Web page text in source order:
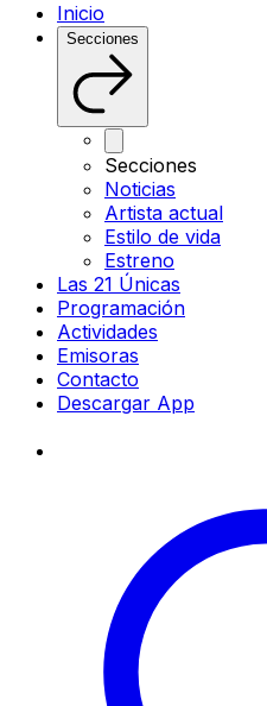
Inicio
Secciones
Secciones
Noticias
Artista actual
Estilo de vida
Estreno
Las 21 Únicas
Programación
Actividades
Emisoras
Contacto
Descargar App